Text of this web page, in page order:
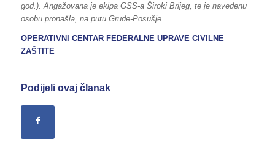
god.). Angažovana je ekipa GSS-a Široki Brijeg, te je navedenu
osobu pronašla, na putu Grude-Posušje.
OPERATIVNI CENTAR FEDERALNE UPRAVE CIVILNE
ZAŠTITE
Podijeli ovaj članak